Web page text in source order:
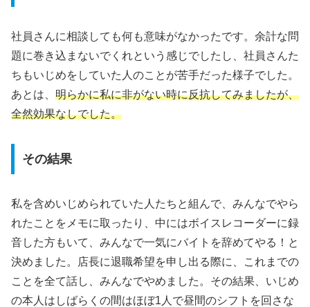
社員さんに相談しても何も意味がなかったです。余計な問
題に巻き込まないでくれという感じでしたし、社員さんた
ちもいじめをしていた人のことが苦手だった様子でした。
あとは、 明らかに私に非がない時に反抗してみましたが、
全然効果なしでした。
その結果
私を含めいじめられていた人たちと組んで、みんなでやら
れたことをメモに取ったり、中にはボイスレコーダーに録
音した方もいて、みんなで一気にバイトを辞めてやる！と
決めました。店長に退職希望を申し出る際に、これまでの
ことを全て話し、みんなでやめました。その結果、いじめ
の本人はしばらくの間はほぼ1人で昼間のシフトを回さな